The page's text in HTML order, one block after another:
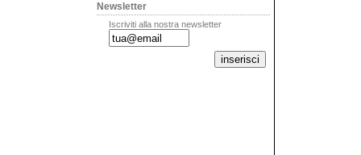
Newsletter
Iscriviti alla nostra newsletter